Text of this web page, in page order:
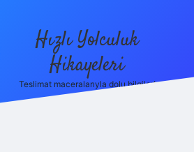
Hızlı Yolculuk
Hikayeleri
Teslimat maceralarıyla dolu bilgiler!